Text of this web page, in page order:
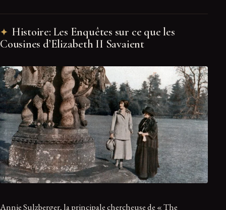
Histoire: Les Enquêtes sur ce que les
Cousines d’Elizabeth II Savaient
Annie Sulzberger, la principale chercheuse de « The